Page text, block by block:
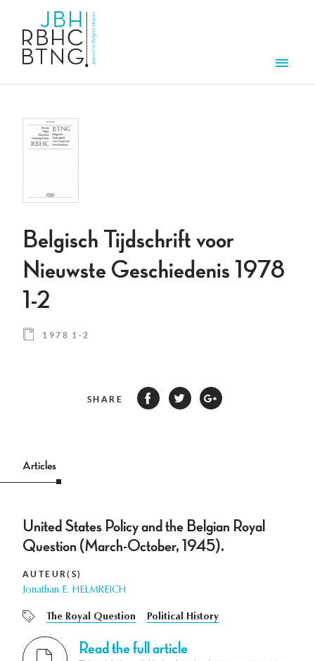
Belgisch Tijdschrift voor
Nieuwste Geschiedenis 1978
1-2
1978 1-2
SHARE
Articles
United States Policy and the Belgian Royal
Question (March-October, 1945).
AUTEUR(S)
Jonathan E. HELMREICH
The Royal Question Political History
Read the full article